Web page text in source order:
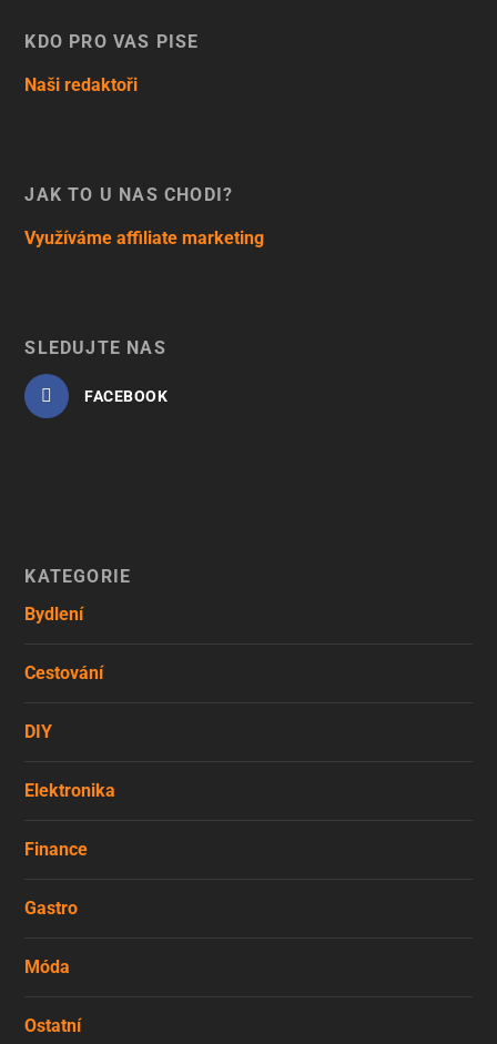
KDO PRO VÁS PÍŠE
Naši redaktoři
JAK TO U NÁS CHODÍ?
Využíváme affiliate marketing
SLEDUJTE NÁS
FACEBOOK
KATEGORIE
Bydlení
Cestování
DIY
Elektronika
Finance
Gastro
Móda
Ostatní